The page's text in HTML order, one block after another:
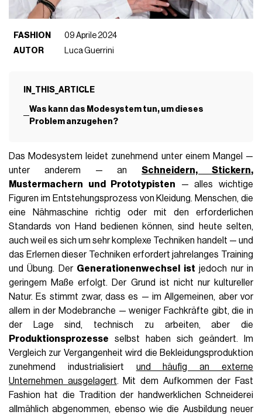
FASHION
09 Aprile 2024
AUTOR
Luca Guerrini
IN_THIS_ARTICLE
Was kann das Modesystem tun, um dieses
Problem anzugehen?
Das Modesystem leidet zunehmend unter einem Mangel —
unter anderem — anSchneidern, Stickern,
Mustermachern und Prototypisten — alles wichtige
Figuren im Entstehungsprozess von Kleidung. Menschen, die
eine Nähmaschine richtig oder mit den erforderlichen
Standards von Hand bedienen können, sind heute selten,
auch weil es sich um sehr komplexe Techniken handelt — und
das Erlernen dieser Techniken erfordert jahrelanges Training
und Übung. Der Generationenwechsel ist jedoch nur in
geringem Maße erfolgt. Der Grund ist nicht nur kultureller
Natur. Es stimmt zwar, dass es — im Allgemeinen, aber vor
allem in der Modebranche — weniger Fachkräfte gibt, die in
der Lage sind, technisch zu arbeiten, aber die
Produktionsprozesse selbst haben sich geändert. Im
Vergleich zur Vergangenheit wird die Bekleidungsproduktion
zunehmend industrialisiert und häufig an externe
Unternehmen ausgelagert. Mit dem Aufkommen der Fast
Fashion hat die Tradition der handwerklichen Schneiderei
allmählich abgenommen, ebenso wie die Ausbildung neuer